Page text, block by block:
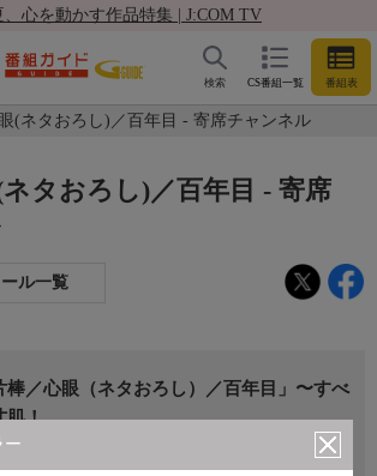
、心を動かす作品特集 | J:COM TV
CS番組一覧 番組表
検索
(ネタおろし)／百年目 - 寄席チャンネル
ー
タおろし)／百年目 - 寄席
ル一覧
棒／心眼（ネタおろし）／百年目」〜すべ
肌！